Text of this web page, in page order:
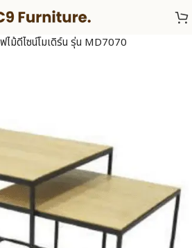
ไม้ดีไซน์โมเดิร์น รุ่น MD7070